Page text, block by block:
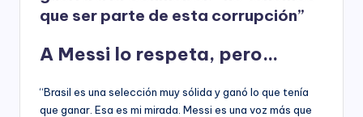
que ser parte de esta corrupción”
A Messi lo respeta, pero…
“Brasil es una selección muy sólida y ganó lo que tenía
que ganar. Esa es mi mirada. Messi es una voz más que